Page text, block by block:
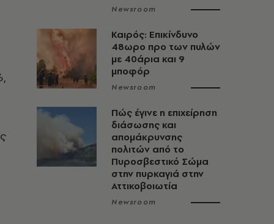
Newsroom
Καιρός: Επικίνδυνο
48ωρο προ των πυλών
με 40άρια και 9
μποφόρ
Newsroom
Πώς έγινε η επιχείρηση
διάσωσης και
απομάκρυνσης
πολιτών από το
Πυροσβεστικό Σώμα
στην πυρκαγιά στην
Αττικοβοιωτία
Newsroom